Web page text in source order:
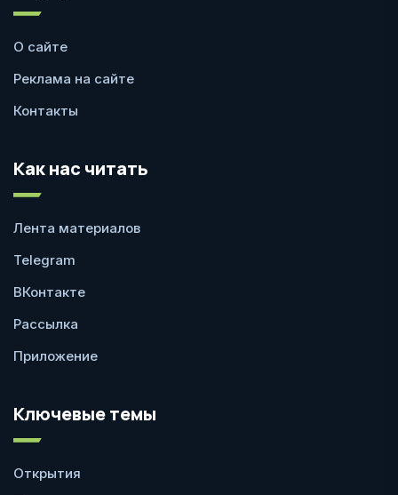
О сайте
Реклама на сайте
Контакты
Как нас читать
Лента материалов
Telegram
ВКонтакте
Рассылка
Приложение
Ключевые темы
Открытия